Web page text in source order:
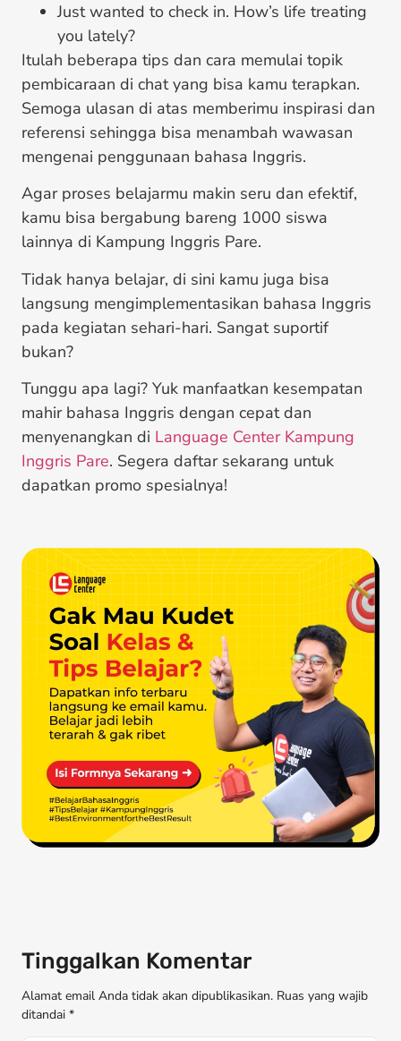
Just wanted to check in. How’s life treating
you lately?
Itulah beberapa tips dan cara memulai topik
pembicaraan di chatyang bisa kamu terapkan.
Semoga ulasan di atas memberimu inspirasi dan
referensi sehingga bisa menambah wawasan
mengenai penggunaan bahasa Inggris.
Agar proses belajarmu makin seru dan efektif,
kamu bisa bergabung bareng 1000 siswa
lainnya di Kampung Inggris Pare.
Tidak hanya belajar, di sini kamu juga bisa
langsung mengimplementasikan bahasa Inggris
pada kegiatan sehari-hari. Sangat suportif
bukan?
Tunggu apa lagi? Yuk manfaatkan kesempatan
mahir bahasa Inggris dengan cepat dan
menyenangkan di Language Center Kampung
Inggris Pare. Segera daftar sekarang untuk
dapatkan promo spesialnya!
Tinggalkan Komentar
Alamat email Anda tidak akan dipublikasikan. Ruas yang wajib
ditandai *